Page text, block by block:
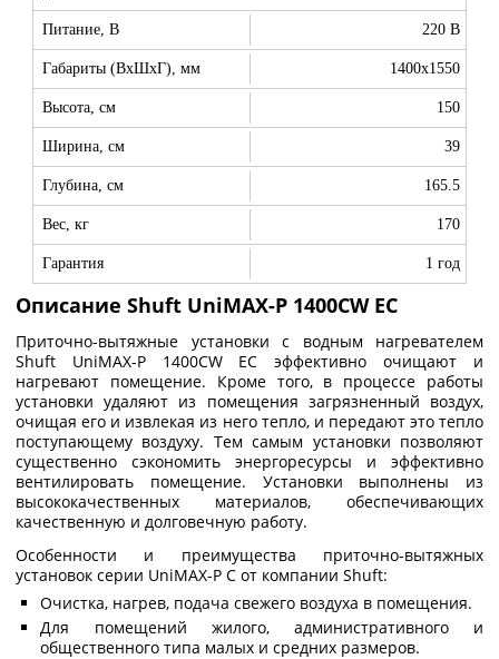
Питание, В 220 В
Габариты (ВхШхГ), мм 1400x1550
Высота, см 150
Ширина, см 39
Глубина, см 165.5
Вес, кг 170
Гарантия 1 год
Описание Shuft UniMAX-P 1400CW EC
Приточно-вытяжные установки с водным нагревателем
Shuft UniMAX-P 1400CW EC эффективно очищают и
нагревают помещение. Кроме того, в процессе работы
установки удаляют из помещения загрязненный воздух,
очищая его и извлекая из него тепло, и передают это тепло
поступающему воздуху. Тем самым установки позволяют
существенно сэкономить энергоресурсы и эффективно
вентилировать помещение. Установки выполнены из
высококачественных материалов, обеспечивающих
качественную и долговечную работу.
Особенности и преимущества приточно-вытяжных
установок серии UniMAX-P C от компании Shuft:
Очистка, нагрев, подача свежего воздуха в помещения.
Для помещений жилого, административного и
общественного типа малых и средних размеров.